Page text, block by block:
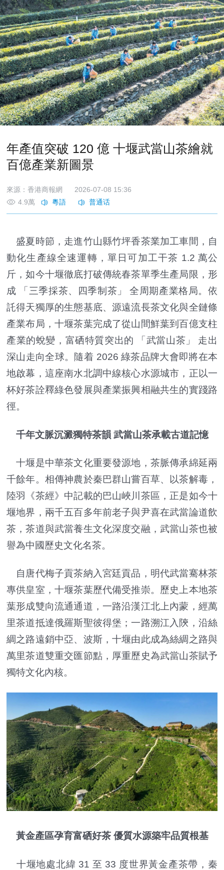
年產值突破 120 億 十堰武當山茶繪就
百億產業新圖景
來源：香港商報網
2026-07-08 15:36
4.9萬
盛夏時節，走進竹山縣竹坪香茶業加工車間，自
動化生產線全速運轉，單日可加工干茶 1.2 萬公
斤，如今十堰徹底打破傳統春茶單季生產局限，形
成 「三季採茶、四季制茶」 全周期產業格局。依
託得天獨厚的生態基底、源遠流長茶文化與全鏈條
產業布局，十堰茶葉完成了從山間鮮葉到百億支柱
產業的蛻變，富硒特質突出的 「武當山茶」 走出
深山走向全球。隨着 2026 綠茶品牌大會即將在本
地啟幕，這座南水北調中線核心水源城市，正以一
杯好茶詮釋綠色發展與產業振興相融共生的實踐路
徑。
千年文脈沉澱獨特茶韻 武當山茶承載古道記憶
十堰是中華茶文化重要發源地，茶脈傳承綿延兩
千餘年。相傳神農於秦巴群山嘗百草、以茶解毒，
陸羽《茶經》中記載的巴山峽川茶區，正是如今十
堰地界，兩千五百多年前老子與尹喜在武當論道飲
茶，茶道與武當養生文化深度交融，武當山茶也被
譽為中國歷史文化名茶。
自唐代梅子貢茶納入宮廷貢品，明代武當騫林茶
專供皇室，十堰茶葉歷代備受推崇。歷史上本地茶
葉形成雙向流通通道，一路沿漢江北上內蒙，經萬
里茶道抵達俄羅斯聖彼得堡；一路溯江入陝，沿絲
綢之路遠銷中亞、波斯，十堰由此成為絲綢之路與
萬里茶道雙重交匯節點，厚重歷史為武當山茶賦予
獨特文化內核。
黃金產區孕育富硒好茶 優質水源築牢品質根基
十堰地處北緯 31 至 33 度世界黃金產茶帶，秦